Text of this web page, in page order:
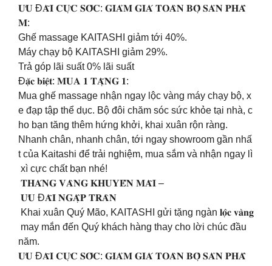
𝐔̛𝐔 Đ𝐀̃𝐈 𝐂𝐔̛̣𝐂 𝐒𝐎̂́𝐂: 𝐆𝐈𝐀̉𝐌 𝐆𝐈𝐀́ 𝐓𝐎𝐀̀𝐍 𝐁𝐎̣̂ 𝐒𝐀̉𝐍 𝐏𝐇𝐀̂̉
𝐌:
Ghế massage KAITASHI giảm tới 40%.
Máy chạy bộ KAITASHI giảm 29%.
Trả góp lãi suất 0% lãi suất
Đ𝐚̣̆𝐜 𝐛𝐢𝐞̣̂𝐭: 𝐌𝐔𝐀 𝟏 𝐓𝐀̣̆𝐍𝐆 𝟏:
Mua ghế massage nhận ngay lộc vàng máy chạy bộ, x
e đạp tập thể dục. Bộ đôi chăm sóc sức khỏe tại nhà, c
ho bạn tăng thêm hứng khởi, khai xuân rộn ràng.
Nhanh chân, nhanh chân, tới ngay showroom gần nhấ
t của Kaitashi để trải nghiệm, mua sắm và nhận ngay lì
xì cực chất bạn nhé!
𝐓𝐇𝐀́𝐍𝐆 𝐕𝐀̀𝐍𝐆 𝐊𝐇𝐔𝐘𝐄̂́𝐍 𝐌𝐀̃𝐈 –
𝐔̛𝐔 Đ𝐀̃𝐈 𝐍𝐆𝐀̣̂𝐏 𝐓𝐑𝐀̀𝐍
Khai xuân Quý Mão, KAITASHI gửi tặng ngàn 𝐥𝐨̣̂𝐜 𝐯𝐚̀𝐧𝐠
may mắn đến Quý khách hàng thay cho lời chúc đầu
năm.
𝐔̛𝐔 Đ𝐀̃𝐈 𝐂𝐔̛̣𝐂 𝐒𝐎̂́𝐂: 𝐆𝐈𝐀̉𝐌 𝐆𝐈𝐀́ 𝐓𝐎𝐀̀𝐍 𝐁𝐎̣̂ 𝐒𝐀̉𝐍 𝐏𝐇𝐀̂̉